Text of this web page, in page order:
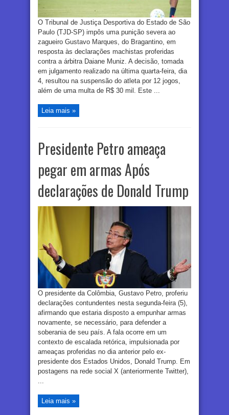
O Tribunal de Justiça Desportiva do Estado de São
Paulo (TJD-SP) impôs uma punição severa ao
zagueiro Gustavo Marques, do Bragantino, em
resposta às declarações machistas proferidas
contra a árbitra Daiane Muniz. A decisão, tomada
em julgamento realizado na última quarta-feira, dia
4, resultou na suspensão do atleta por 12 jogos,
além de uma multa de R$ 30 mil. Este ...
Leia mais »
Presidente Petro ameaça
pegar em armas Após
declarações de Donald Trump
O presidente da Colômbia, Gustavo Petro, proferiu
declarações contundentes nesta segunda-feira (5),
afirmando que estaria disposto a empunhar armas
novamente, se necessário, para defender a
soberania de seu país. A fala ocorre em um
contexto de escalada retórica, impulsionada por
ameaças proferidas no dia anterior pelo ex-
presidente dos Estados Unidos, Donald Trump. Em
postagens na rede social X (anteriormente Twitter),
...
Leia mais »